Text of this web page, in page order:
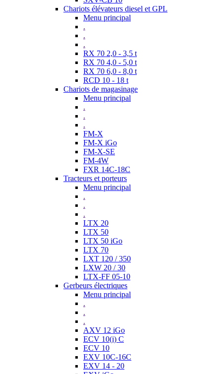
Chariots élévateurs diesel et GPL
Menu principal
.
.
.
RX 70 2,0 - 3,5 t
RX 70 4,0 - 5,0 t
RX 70 6,0 - 8,0 t
RCD 10 - 18 t
Chariots de magasinage
Menu principal
.
.
.
FM-X
FM-X iGo
FM-X-SE
FM-4W
FXR 14C-18C
Tracteurs et porteurs
Menu principal
.
.
.
LTX 20
LTX 50
LTX 50 iGo
LTX 70
LXT 120 / 350
LXW 20 / 30
LTX-FF 05-10
Gerbeurs électriques
Menu principal
.
.
.
AXV 12 iGo
ECV 10(i) C
ECV 10
EXV 10C-16C
EXV 14 - 20